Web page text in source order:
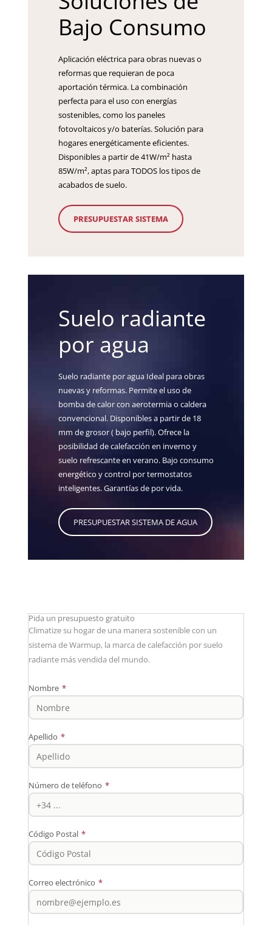
Bajo Consumo
Aplicación eléctrica para obras nuevas o
reformas que requieran de poca
aportación térmica. La combinación
perfecta para el uso con energías
sostenibles, como los paneles
fotovoltaicos y/o baterías. Solución para
hogares energéticamente eficientes.
Disponibles a partir de 41W/m² hasta
85W/m², aptas para TODOS los tipos de
acabados de suelo.
PRESUPUESTAR SISTEMA
Suelo radiante
por agua
Suelo radiante por agua Ideal para obras
nuevas y reformas. Permite el uso de
bomba de calor con aerotermia o caldera
convencional. Disponibles a partir de 18
mm de grosor ( bajo perfil). Ofrece la
posibilidad de calefacción en inverno y
suelo refrescante en verano. Bajo consumo
energético y control por termostatos
inteligentes. Garantías de por vida.
PRESUPUESTAR SISTEMA DE AGUA
Pida un presupuesto gratuito
Climatize su hogar de una manera sostenible con un
sistema de Warmup, la marca de calefacción por suelo
radiante más vendida del mundo.
Nombre *
Apellido *
Número de teléfono *
Código Postal *
Correo electrónico *